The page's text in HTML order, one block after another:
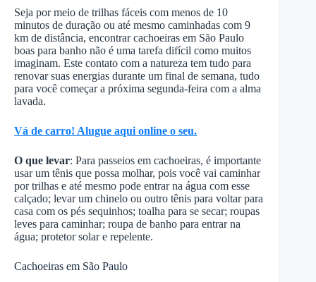
Seja por meio de trilhas fáceis com menos de 10
minutos de duração ou até mesmo caminhadas com 9
km de distância, encontrar cachoeiras em São Paulo
boas para banho não é uma tarefa difícil como muitos
imaginam. Este contato com a natureza tem tudo para
renovar suas energias durante um final de semana, tudo
para você começar a próxima segunda-feira com a alma
lavada.
Vá de carro! Alugue aqui online o seu.
O que levar: Para passeios em cachoeiras, é importante
usar um tênis que possa molhar, pois você vai caminhar
por trilhas e até mesmo pode entrar na água com esse
calçado; levar um chinelo ou outro tênis para voltar para
casa com os pés sequinhos; toalha para se secar; roupas
leves para caminhar; roupa de banho para entrar na
água; protetor solar e repelente.
Cachoeiras em São Paulo